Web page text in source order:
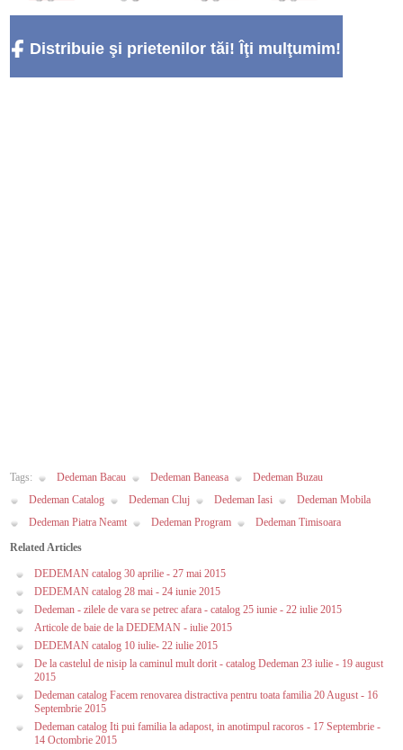
Distribuie şi prietenilor tăi! Îţi mulţumim!
Tags: Dedeman Bacau Dedeman Baneasa
Dedeman Buzau
Dedeman Catalog
Dedeman Cluj Dedeman Iasi
Dedeman Mobila
Dedeman Piatra Neamt
Dedeman Program
Dedeman Timisoara
Related Articles
DEDEMAN catalog 30 aprilie - 27 mai 2015
DEDEMAN catalog 28 mai - 24 iunie 2015
Dedeman - zilele de vara se petrec afara - catalog 25 iunie - 22 iulie 2015
Articole de baie de la DEDEMAN - iulie 2015
DEDEMAN catalog 10 iulie- 22 iulie 2015
De la castelul de nisip la caminul mult dorit - catalog Dedeman 23 iulie - 19 august
2015
Dedeman catalog Facem renovarea distractiva pentru toata familia 20 August - 16
Septembrie 2015
Dedeman catalog Iti pui familia la adapost, in anotimpul racoros - 17 Septembrie -
14 Octombrie 2015